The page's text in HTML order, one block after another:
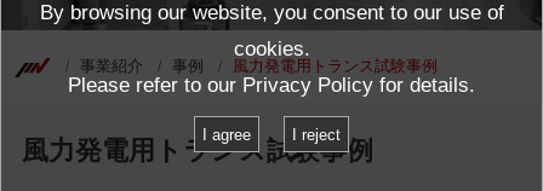
事業紹介 事例 風力発電用トランス試験事例
風力発電用トランス試験事例
By browsing our website, you consent to our use of
cookies.
Please refer to our Privacy Policy for details.
I agree I reject